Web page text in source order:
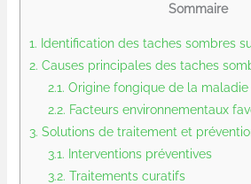
Sommaire
1. Identification des taches sombres
2. Causes principales des taches
2.1. Origine fongique de la maladie
2.2. Facteurs environnementaux
3. Solutions de traitement et
3.1. Interventions préventives
3.2. Traitements curatifs